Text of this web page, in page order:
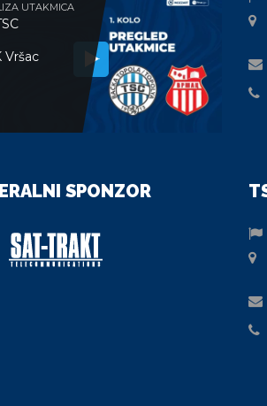
UTAKMICA
Vršac
SPONZOR